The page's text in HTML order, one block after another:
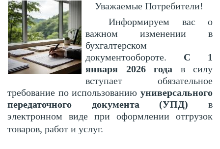
Уважаемые Потребители!
Информируем вас о
важном изменении в
бухгалтерском
документообороте. С 1
января 2026 года в силу
вступает обязательное
требование по использованию универсального
передаточного документа (УПД) в
электронном виде при оформлении отгрузок
товаров, работ и услуг.